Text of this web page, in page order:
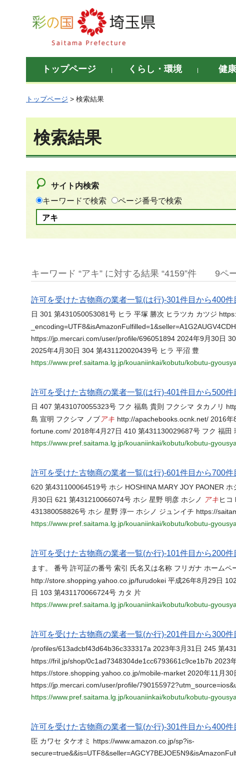
彩の国 埼玉県
トップページ くらし・環境 健
トップページ > 検索結果
検索結果
サイト内検索
キーワードで検索
ページ番号で検索
キーワード “アキ” に対する結果 “4159”件 9ペ
許可を受けた古物商の業者一覧(は行)-301件目から400件
日 301 第431050053081号 ヒラ 平塚 勝次 ヒラツカ カツジ
https://jp.mercari.com/user/profile/696051894 2024年9月30日
2025年4月30日 304 第431120020439号 ヒラ 平沼 豊
https://www.pref.saitama.lg.jp/kouaniinkai/kobutu/kobutu-
許可を受けた古物商の業者一覧(は行)-401件目から500件
日 407 第431070055323号 フク 福島 貴則 フクシマ タカノリ
島 宣明 フクシマ ノブ アキ http://apachebooks.ocnk.net/ 2016
fortune.com/ 2018年4月27日 410 第431130029687号 フク 福田
https://www.pref.saitama.lg.jp/kouaniinkai/kobutu/kobutu-
許可を受けた古物商の業者一覧(は行)-601件目から700件
620 第431100064519号 ホシ HOSHINA MARY JOY PAONER
月30日 621 第431210066074号 ホシ 星野 明彦 ホシノ
アキ ヒコ
431380058826号 ホシ 星野 淳一 ホシノ ジュンイチ https://
https://www.pref.saitama.lg.jp/kouaniinkai/kobutu/kobutu-
許可を受けた古物商の業者一覧(か行)-101件目から200件
ます。 番号 許可証の番号 索引 氏名又は名称 フリガナ ホーム
http://store.shopping.yahoo.co.jp/furudokei 平成26年8月29日
日 103 第431170066724号 カタ 片
https://www.pref.saitama.lg.jp/kouaniinkai/kobutu/kobutu-
許可を受けた古物商の業者一覧(か行)-201件目から300件
/profiles/613adcbf43d64b36c333317a 2023年3月31日 245 第
https://fril.jp/shop/0c1ad7348304de1cc6793661c9ce1b7b 2023
https://store.shopping.yahoo.co.jp/mobile-market 2020年11月
https://jp.mercari.com/user/profile/
https://www.pref.saitama.lg.jp/kouaniinkai/kobutu/kobutu-
許可を受けた古物商の業者一覧(か行)-301件目から400件
臣 カワセ タケオミ https://www.amazon.co.jp/sp?is-